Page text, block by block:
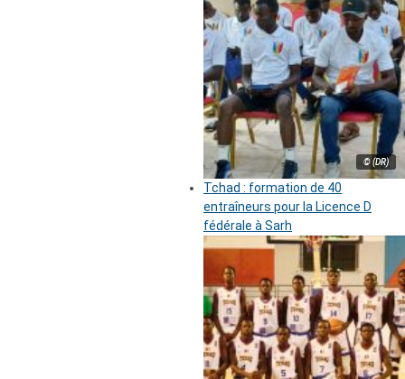
© (DR)
Tchad : formation de 40
entraîneurs pour la Licence D
fédérale à Sarh